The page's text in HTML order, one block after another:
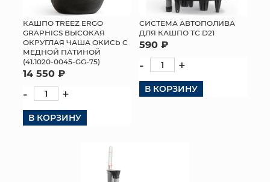
КАШПО TREEZ ERGO
GRAPHICS ВЫСОКАЯ
ОКРУГЛАЯ ЧАША ОКИСЬ С
МЕДНОЙ ПАТИНОЙ
(41.1020-0045-GG-75)
14 550 ₽
- +
В КОРЗИНУ
СИСТЕМА АВТОПОЛИВА
ДЛЯ КАШПО ТС D21
590 ₽
- +
В КОРЗИНУ